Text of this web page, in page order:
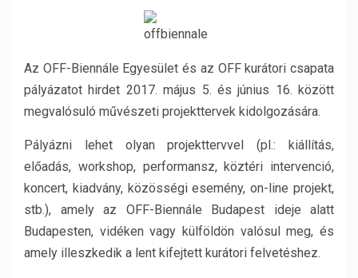
Az OFF-Biennále Egyesület és az OFF kurátori csapata
pályázatot hirdet 2017. május 5. és június 16. között
megvalósuló művészeti projekttervek kidolgozására.
Pályázni lehet olyan projekttervvel (pl.: kiállítás,
előadás, workshop, performansz, köztéri intervenció,
koncert, kiadvány, közösségi esemény, on-line projekt,
stb.), amely az OFF-Biennále Budapest ideje alatt
Budapesten, vidéken vagy külföldön valósul meg, és
amely illeszkedik a lent kifejtett kurátori felvetéshez.